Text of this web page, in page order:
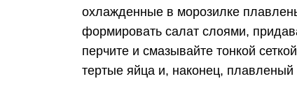
охлажденные в морозилке
формировать салат слоями,
перчите и смазывайте тонкой
тертые яйца и, наконец,